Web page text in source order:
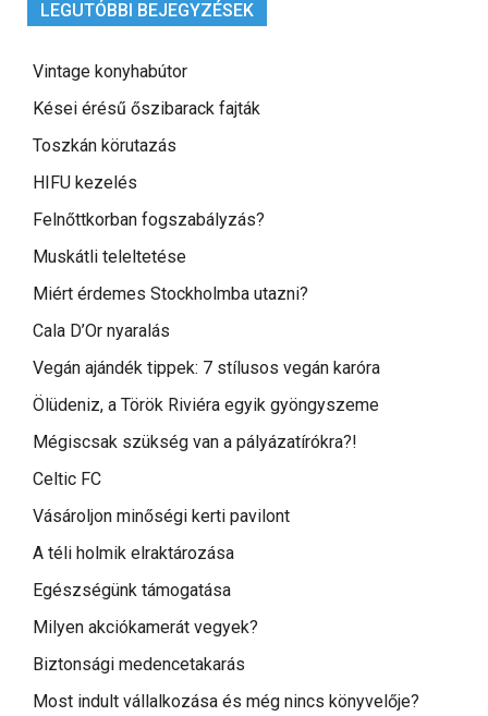
LEGUTÓBBI BEJEGYZÉSEK
Vintage konyhabútor
Kései érésű őszibarack fajták
Toszkán körutazás
HIFU kezelés
Felnőttkorban fogszabályzás?
Muskátli teleltetése
Miért érdemes Stockholmba utazni?
Cala D’Or nyaralás
Vegán ajándék tippek: 7 stílusos vegán karóra
Ölüdeniz, a Török Riviéra egyik gyöngyszeme
Mégiscsak szükség van a pályázatírókra?!
Celtic FC
Vásároljon minőségi kerti pavilont
A téli holmik elraktározása
Egészségünk támogatása
Milyen akciókamerát vegyek?
Biztonsági medencetakarás
Most indult vállalkozása és még nincs könyvelője?